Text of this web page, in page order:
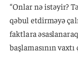
“Onlar nə istəyir?
qəbul etdirməyə
faktlara
başlamasının